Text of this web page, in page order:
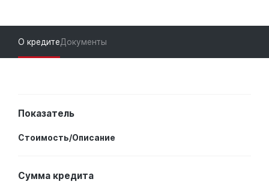
О кредитеДокументы
Показатель
Стоимость/Описание
Сумма кредита